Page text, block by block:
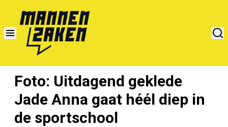
Foto: Uitdagend geklede
Jade Anna gaat héél diep in
de sportschool